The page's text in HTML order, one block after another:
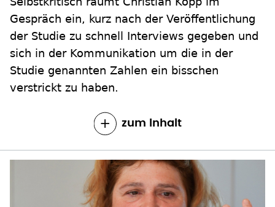
Gespräch ein, kurz nach der Veröffentlichung
der Studie zu schnell Interviews gegeben und
sich in der Kommunikation um die in der
Studie genannten Zahlen ein bisschen
verstrickt zu haben.
zum Inhalt